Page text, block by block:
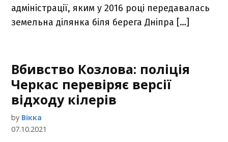
адміністрації, яким у 2016 році передавалась
земельна ділянка біля берега Дніпра […]
Вбивство Козлова: поліція
Черкас перевіряє версії
відходу кілерів
by Вікка
07.10.2021